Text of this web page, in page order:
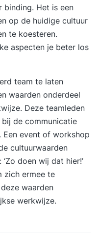
Het is een
op de huidige cultuur
te koesteren.
aspecten je beter los
team te laten
waarden onderdeel
Deze teamleden
de communicatie
Een event of workshop
cultuurwaarden
doen wij dat hier!’
zich ermee te
waarden
werkwijze.